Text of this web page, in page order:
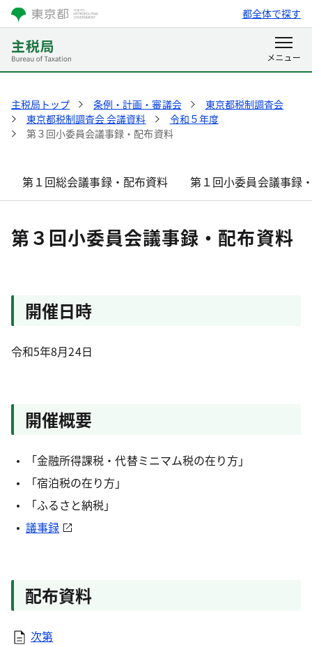
都全体で探す
主税局トップ 条例・計画・審議会
東京都税制調査会
東京都税制調査会 会議資料
令和５年度
第３回小委員会議事録・配布資料
第１回総会議事録・配布資料 第１回小委員会議事録
第３回小委員会議事録・配布資料
開催日時
令和5年8月24日
開催概要
「金融所得課税・代替ミニマム税の在り方」
「宿泊税の在り方」
「ふるさと納税」
議事録
配布資料
次第